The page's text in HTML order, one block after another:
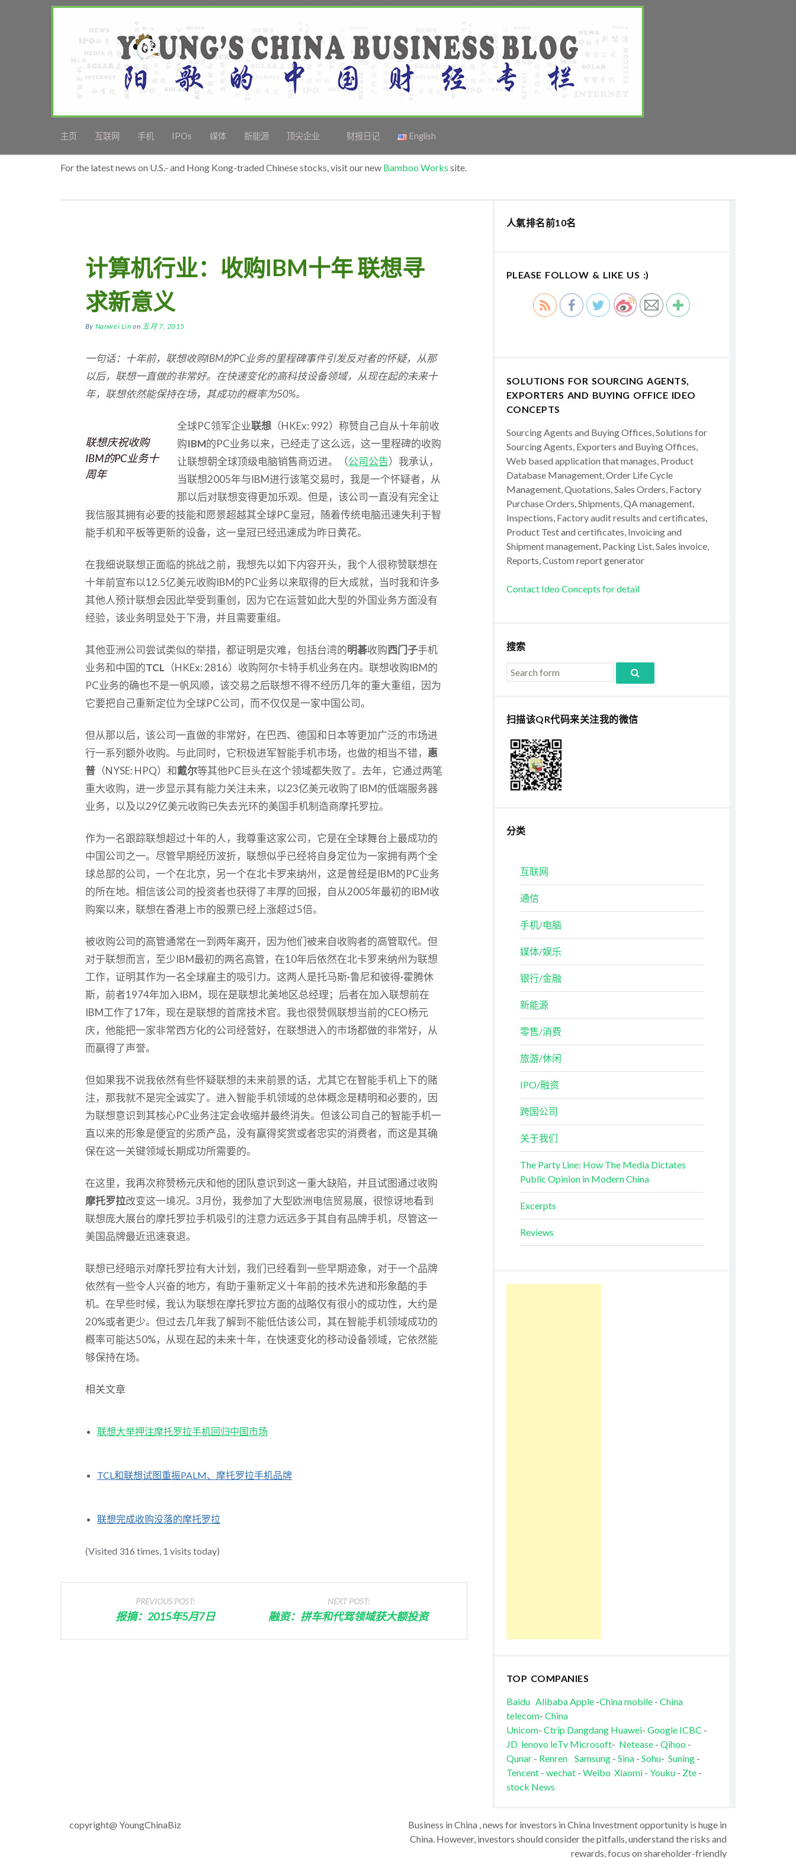
主页 互联网 手机 IPOs 媒体 新能源 顶尖企业 财报日记 English
For the latest news on U.S.- and Hong Kong-traded Chinese stocks, visit our new Bamboo Works site.
计算机行业：收购IBM十年 联想寻
求新意义
By Nanwei Lin on 五月 7, 2015
一句话：十年前，联想收购IBM的PC业务的里程碑事件引发反对者的怀疑，从那
以后，联想一直做的非常好。在快速变化的高科技设备领域，从现在起的未来十
年，联想依然能保持在场，其成功的概率为50%。
联想庆祝收购
IBM的PC业务十
周年
全球PC领军企业联想（HKEx: 992）称赞自己自从十年前收
购IBM的PC业务以来，已经走了这么远，这一里程碑的收购
让联想朝全球顶级电脑销售商迈进。（公司公告）我承认，
当联想2005年与IBM进行该笔交易时，我是一个怀疑者，从
那以后对联想变得更加乐观。但是，该公司一直没有完全让
我信服其拥有必要的技能和愿景超越其全球PC皇冠，随着传统电脑迅速失利于智
能手机和平板等更新的设备，这一皇冠已经迅速成为昨日黄花。
在我细说联想正面临的挑战之前，我想先以如下内容开头，我个人很称赞联想在
十年前宣布以12.5亿美元收购IBM的PC业务以来取得的巨大成就，当时我和许多
其他人预计联想会因此举受到重创，因为它在运营如此大型的外国业务方面没有
经验，该业务明显处于下滑，并且需要重组。
其他亚洲公司尝试类似的举措，都证明是灾难，包括台湾的明碁收购西门子手机
业务和中国的TCL （HKEx: 2816）收购阿尔卡特手机业务在内。联想收购IBM的
PC业务的确也不是一帆风顺，该交易之后联想不得不经历几年的重大重组，因为
它要把自己重新定位为全球PC公司，而不仅仅是一家中国公司。
但从那以后，该公司一直做的非常好，在巴西、德国和日本等更加广泛的市场进
行一系列额外收购。与此同时，它积极进军智能手机市场，也做的相当不错， 惠
普（NYSE: HPQ）和戴尔等其他PC巨头在这个领域都失败了。去年，它通过两笔
重大收购，进一步显示其有能力关注未来，以23亿美元收购了IBM的低端服务器
业务，以及以29亿美元收购已失去光环的美国手机制造商摩托罗拉。
作为一名跟踪联想超过十年的人，我尊重这家公司，它是在全球舞台上最成功的
中国公司之一。尽管早期经历波折，联想似乎已经将自身定位为一家拥有两个全
球总部的公司，一个在北京，另一个在北卡罗来纳州，这是曾经是IBM的PC业务
的所在地。相信该公司的投资者也获得了丰厚的回报，自从2005年最初的IBM收
购案以来，联想在香港上市的股票已经上涨超过5倍。
被收购公司的高管通常在一到两年离开，因为他们被来自收购者的高管取代。但
对于联想而言，至少IBM最初的两名高管，在10年后依然在北卡罗来纳州为联想
工作，证明其作为一名全球雇主的吸引力。这两人是托马斯·鲁尼和彼得·霍腾休
斯，前者1974年加入IBM，现在是联想北美地区总经理；后者在加入联想前在
IBM工作了17年，现在是联想的首席技术官。我也很赞佩联想当前的CEO杨元
庆，他能把一家非常西方化的公司经营好，在联想进入的市场都做的非常好，从
而赢得了声誉。
但如果我不说我依然有些怀疑联想的未来前景的话，尤其它在智能手机上下的赌
注，那我就不是完全诚实了。进入智能手机领域的总体概念是精明和必要的，因
为联想意识到其核心PC业务注定会收缩并最终消失。但该公司自己的智能手机一
直以来的形象是便宜的劣质产品，没有赢得奖赏或者忠实的消费者，而这是其确
保在这一关键领域长期成功所需要的。
在这里，我再次称赞杨元庆和他的团队意识到这一重大缺陷，并且试图通过收购
摩托罗拉改变这一境况。3月份，我参加了大型欧洲电信贸易展，很惊讶地看到
联想庞大展台的摩托罗拉手机吸引的注意力远远多于其自有品牌手机，尽管这一
美国品牌最近迅速衰退。
联想已经暗示对摩托罗拉有大计划，我们已经看到一些早期迹象，对于一个品牌
依然有一些令人兴奋的地方，有助于重新定义十年前的技术先进和形象酷的手
机。在早些时候，我认为联想在摩托罗拉方面的战略仅有很小的成功性，大约是
20%或者更少。但过去几年我了解到不能低估该公司，其在智能手机领域成功的
概率可能达50%，从现在起的未来十年，在快速变化的移动设备领域，它依然能
够保持在场。
相关文章
联想大举押注摩托罗拉手机回归中国市场
TCL和联想试图重振PALM、摩托罗拉手机品牌
联想完成收购没落的摩托罗拉
(Visited 316 times, 1 visits today)
PREVIOUS POST:
报摘：2015年5月7日
NEXT POST:
融资：拼车和代驾领域获大额投资
人氣排名前10名
PLEASE FOLLOW & LIKE US :)
SOLUTIONS FOR SOURCING AGENTS,
EXPORTERS AND BUYING OFFICE IDEO
CONCEPTS
Sourcing Agents and Buying Offices, Solutions for
Sourcing Agents, Exporters and Buying Offices,
Web based application that manages, Product
Database Management, Order Life Cycle
Management, Quotations, Sales Orders, Factory
Purchase Orders, Shipments, QA management,
Inspections, Factory audit results and certificates,
Product Test and certificates, Invoicing and
Shipment management, Packing List, Sales invoice,
Reports, Custom report generator
Contact Ideo Concepts for detail
搜索
扫描该QR代码来关注我的微信
分类
互联网
通信
手机/电脑
媒体/娱乐
银行/金融
新能源
零售/消费
旅游/休闲
IPO/融资
跨国公司
关于我们
The Party Line: How The Media Dictates
Public Opinion in Modern China
Excerpts
Reviews
TOP COMPANIES
Baidu AlibabaApple-China mobile- China
telecom- China
Unicom- Ctrip Dangdang Huawei- Google ICBC -
JD lenovo leTv Microsoft- Netease- Qihoo -
Qunar- Renren Samsung- Sina- Sohu- Suning-
Tencent- wechat - Weibo Xiaomi- Youku - Zte-
stock News
copyright@ YoungChinaBiz
Business in China , news for investors in China Investment opportunity is huge in
China. However, investors should consider the pitfalls, understand the risks and
rewards, focus on shareholder-friendly